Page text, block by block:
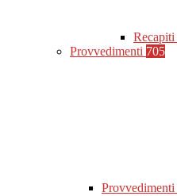
Provvedimenti 705